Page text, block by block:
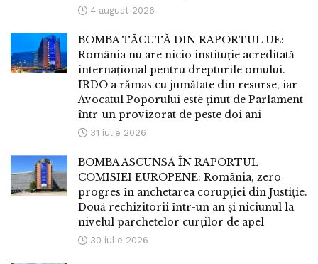
4 august 2026
BOMBA TĂCUTĂ DIN RAPORTUL UE:
România nu are nicio instituție acreditată
internațional pentru drepturile omului.
IRDO a rămas cu jumătate din resurse, iar
Avocatul Poporului este ținut de Parlament
într-un provizorat de peste doi ani
31 iulie 2026
BOMBA ASCUNSĂ ÎN RAPORTUL
COMISIEI EUROPENE: România, zero
progres în anchetarea corupției din Justiție.
Două rechizitorii într-un an și niciunul la
nivelul parchetelor curților de apel
30 iulie 2026